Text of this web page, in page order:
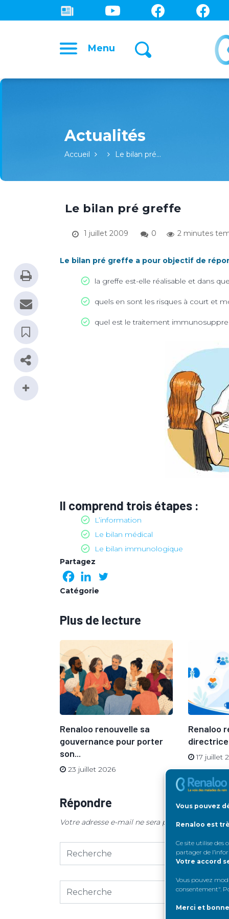
Vous pouvez
Renaloo est
Ce site utilise des
partager de
Votre accord
Vous pouvez
consentement".
Merci et
Menu
Accueil Le bilan pré…
Le bilan pré greffe
1 juillet 2009 0 2 minutes
Le bilan pré greffe a pour objectif de
la greffe est-elle réalisable et dans
quels en sont les risques à court et
quel est le traitement
Il comprend trois étapes :
L’information
Le bilan médical
Le bilan immunologique
Partagez
Catégorie
Plus de lecture
Renaloo renouvelle sa
gouvernance pour porter
son...
23 juillet 2026
Renaloo
17 juillet
Répondre
Votre adresse e-mail ne sera pas publiée. Les